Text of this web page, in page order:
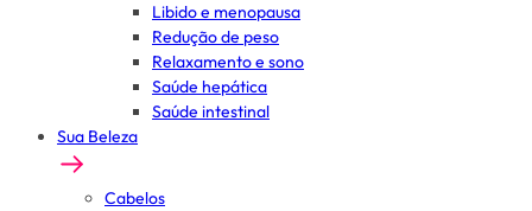
Libido e menopausa
Redução de peso
Relaxamento e sono
Saúde hepática
Saúde intestinal
Sua Beleza
Cabelos